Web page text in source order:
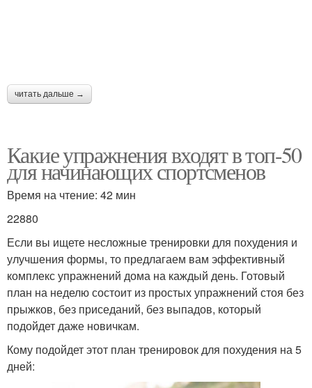
читать дальше →
Какие упражнения входят в топ-50
для начинающих спортсменов
Время на чтение: 42 мин
22880
Если вы ищете несложные тренировки для похудения и
улучшения формы, то предлагаем вам эффективный
комплекс упражнений дома на каждый день. Готовый
план на неделю состоит из простых упражнений стоя без
прыжков, без приседаний, без выпадов, который
подойдет даже новичкам.
Кому подойдет этот план тренировок для похудения на 5
дней: